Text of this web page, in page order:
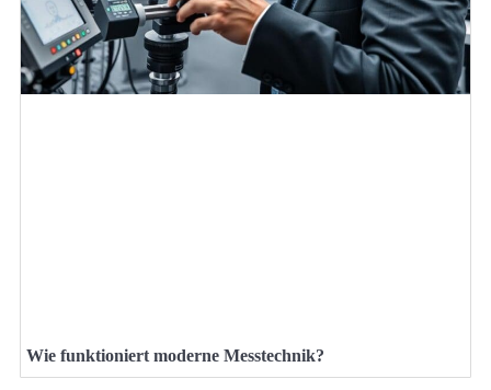
Wie funktioniert moderne Messtechnik?